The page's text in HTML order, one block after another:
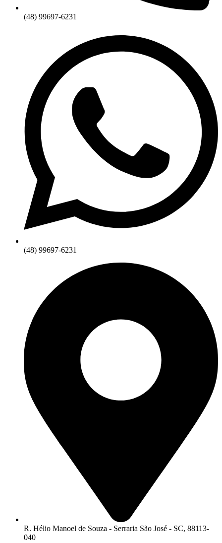
(48) 99697-6231
(48) 99697-6231
R. Hélio Manoel de Souza - Serraria São José - SC, 88113-
040